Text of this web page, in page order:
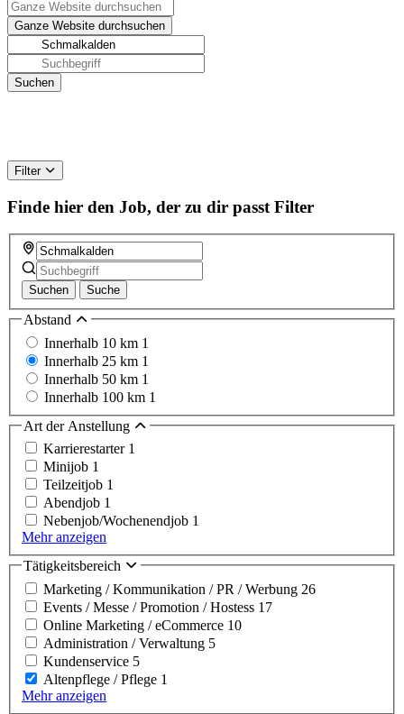
Filter
Finde hier den Job, der zu dir passt Filter
Suchen Suche
Abstand
Innerhalb 10 km 1
Innerhalb 25 km 1
Innerhalb 50 km 1
Innerhalb 100 km 1
Art der Anstellung
Karrierestarter 1
Minijob 1
Teilzeitjob 1
Abendjob 1
Nebenjob/Wochenendjob 1
Mehr anzeigen
Tätigkeitsbereich
Marketing / Kommunikation / PR / Werbung 26
Events / Messe / Promotion / Hostess 17
Online Marketing / eCommerce 10
Administration / Verwaltung 5
Kundenservice 5
Altenpflege / Pflege 1
Mehr anzeigen